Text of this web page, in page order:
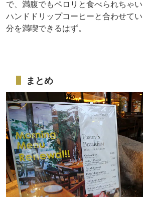
で、満腹でもペロリと食べられちゃ
ハンドドリップコーヒーと合わせて
分を満喫できるはず。
まとめ